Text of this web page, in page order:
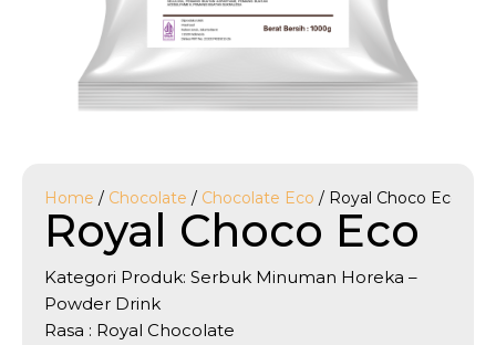
Home / Chocolate / Chocolate Eco / Royal Choco Eco
Royal Choco Eco
Kategori Produk: Serbuk Minuman Horeka –
Powder Drink
Rasa : Royal Chocolate